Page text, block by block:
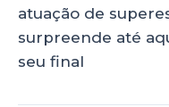
atuação de
surpreende até
seu final